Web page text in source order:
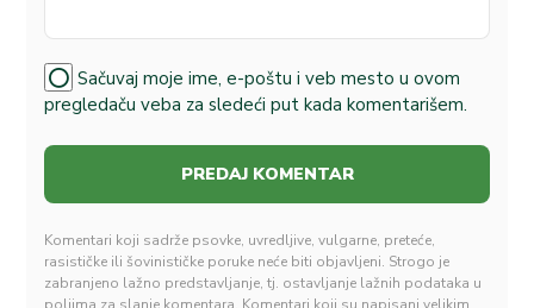
Sačuvaj moje ime, e-poštu i veb mesto u ovom
pregledaču veba za sledeći put kada komentarišem.
Komentari koji sadrže psovke, uvredljive, vulgarne, preteće,
rasističke ili šovinističke poruke neće biti objavljeni. Strogo je
zabranjeno lažno predstavljanje, tj. ostavljanje lažnih podataka u